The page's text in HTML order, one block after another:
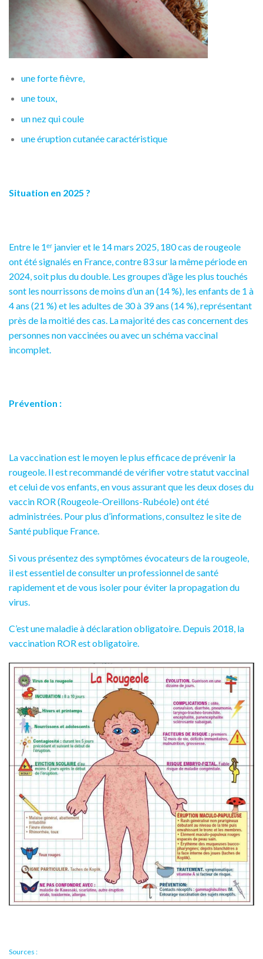
une forte fièvre,
une toux,
un nez qui coule
une éruption cutanée caractéristique
Situation en 2025 ?
Entre le 1ᵉʳ janvier et le 14 mars 2025, 180 cas de rougeole
ont été signalés en France, contre 83 sur la même période en
2024, soit plus du double. Les groupes d’âge les plus touchés
sont les nourrissons de moins d’un an (14 %), les enfants de 1 à
4 ans (21 %) et les adultes de 30 à 39 ans (14 %), représentant
près de la moitié des cas. La majorité des cas concernent des
personnes non vaccinées ou avec un schéma vaccinal
incomplet.
Prévention :
La vaccination est le moyen le plus efficace de prévenir la
rougeole. Il est recommandé de vérifier votre statut vaccinal
et celui de vos enfants, en vous assurant que les deux doses du
vaccin ROR (Rougeole-Oreillons-Rubéole) ont été
administrées. Pour plus d’informations, consultez le site de
Santé publique France.
Si vous présentez des symptômes évocateurs de la rougeole,
il est essentiel de consulter un professionnel de santé
rapidement et de vous isoler pour éviter la propagation du
virus.
C’est une maladie à déclaration obligatoire. Depuis 2018, la
vaccination ROR est obligatoire.
Sources :